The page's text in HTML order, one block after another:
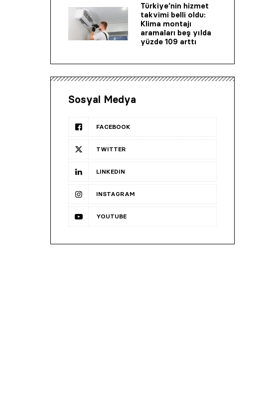
Türkiye’nin hizmet
takvimi belli oldu:
Klima montajı
aramaları beş yılda
yüzde 109 arttı
Sosyal Medya
FACEBOOK
TWITTER
LINKEDIN
INSTAGRAM
YOUTUBE